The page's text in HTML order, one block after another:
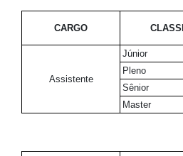
CARGO
Assistente
Júnior
Pleno
Sênior
Master